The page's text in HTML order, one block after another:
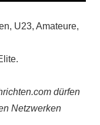
U23, Amateure,
dürfen
Netzwerken